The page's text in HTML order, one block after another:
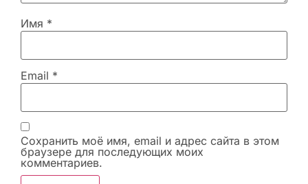
Имя *
Email *
Сохранить моё имя, email и адрес сайта в этом
браузере для последующих моих
комментариев.